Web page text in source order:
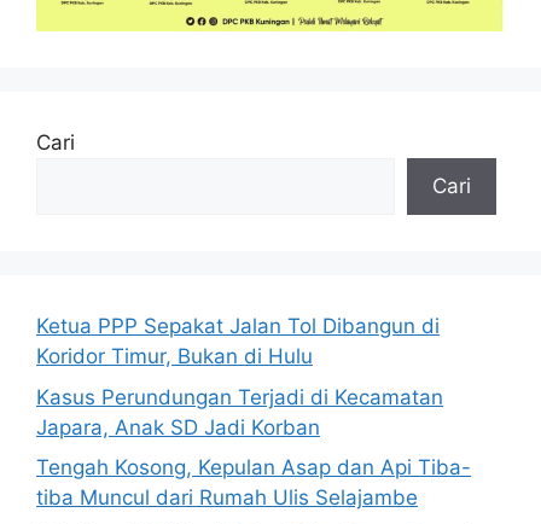
Cari
Cari
Ketua PPP Sepakat Jalan Tol Dibangun di
Koridor Timur, Bukan di Hulu
Kasus Perundungan Terjadi di Kecamatan
Japara, Anak SD Jadi Korban
Tengah Kosong, Kepulan Asap dan Api Tiba-
tiba Muncul dari Rumah Ulis Selajambe